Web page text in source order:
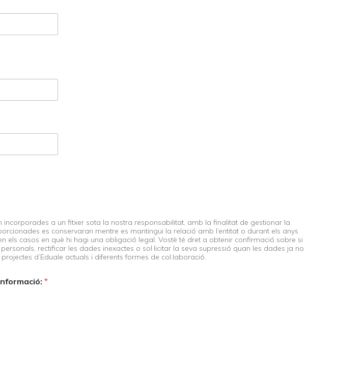
incorporades a un fitxer sota la nostra responsabilitat, amb la finalitat de gestionar la
es conservaran mentre es mantingui la relació amb l’entitat o durant els anys
els casos en què hi hagi una obligació legal. Vostè té dret a obtenir confirmació sobre si
rectificar les dades inexactes o sol·licitar la seva supressió quan les dades ja no
d’Eduale actuals i diferents formes de col.laboració.
*